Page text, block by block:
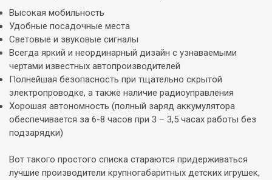
Высокая мобильность
Удобные посадочные места
Световые и звуковые сигналы
Всегда яркий и неординарный дизайн с узнаваемыми
чертами известных автопроизводителей
Полнейшая безопасность при тщательно скрытой
электропроводке, а также наличие радиоуправления
Хорошая автономность (полный заряд аккумулятора
обеспечивается за 6-8 часов при 3 – 3,5 часах работы без
подзарядки)
Вот такого простого списка стараются придерживаться
лучшие производители крупногабаритных детских игрушек,